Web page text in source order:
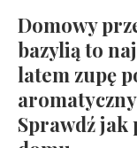
Domowy
bazylią to
latem zupę
Sprawdź jak